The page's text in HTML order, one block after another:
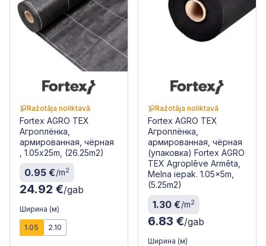
Ražotāja noliktavā
Fortex AGRO TEX
Агроплёнка,
армированная, чёрная
, 1.05x25m, (26.25m2)
0.95 €/m2
24.92 €/gab
Ширина (м)
1.05 2.10
Ražotāja noliktavā
Fortex AGRO TEX
Агроплёнка,
армированная, чёрная
(упаковка) Fortex AGRO
TEX Agroplēve Armēta,
Melna iepak. 1.05x5m,
(5.25m2)
1.30 €/m2
6.83 €/gab
Ширина (м)